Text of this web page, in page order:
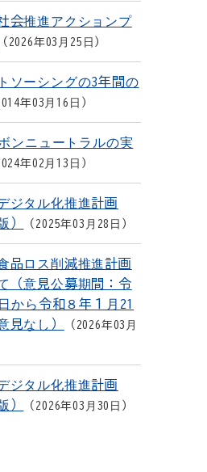
会推進アクションプ
2026年03月25日
ソーシングの3年間の
年03月16日
ンニュートラルの実
年02月13日
ジタル化推進計画
）
2025年03月28日
品ロス削減推進計画
（意見公募期間：令
から令和８年１月21
見なし）
2026年03月
ジタル化推進計画
）
2026年03月30日